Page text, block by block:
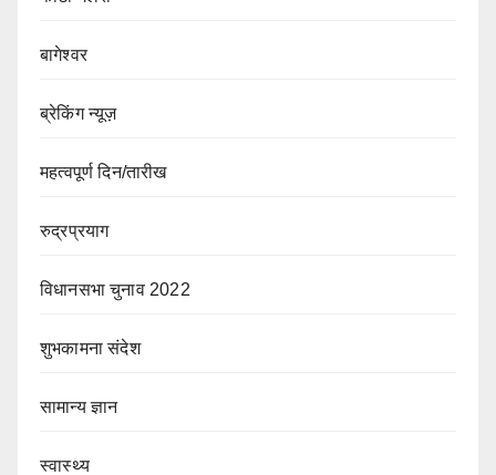
बागेश्वर
ब्रेकिंग न्यूज़
महत्वपूर्ण दिन/तारीख
रुद्रप्रयाग
विधानसभा चुनाव 2022
शुभकामना संदेश
सामान्य ज्ञान
स्वास्थ्य